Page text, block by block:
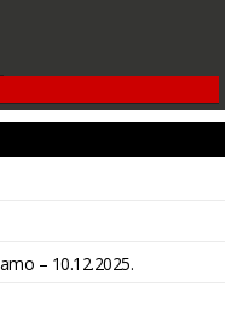
– 10.12.2025.